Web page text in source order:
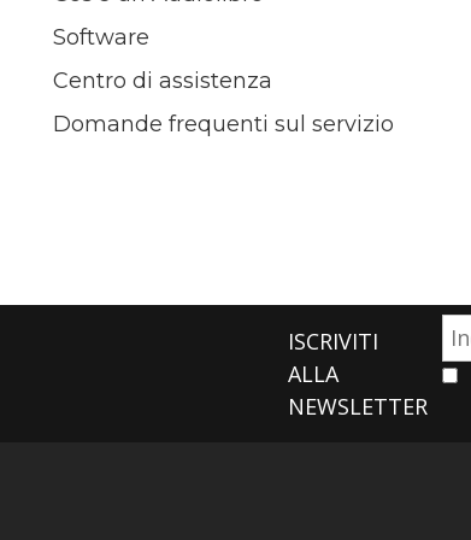
Software
Centro di assistenza
Domande frequenti sul servizio
ISCRIVITI
ALLA
NEWSLETTER